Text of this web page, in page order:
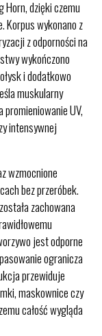
dzięki czemu
Korpus wykonano z
z odporności na
wykończono
i dodatkowo
muskularny
UV,
intensywnej
wzmocnione
bez przeróbek.
zachowana
jest odporne
ogranicza
przewiduje
maskownice czy
całość wygląda